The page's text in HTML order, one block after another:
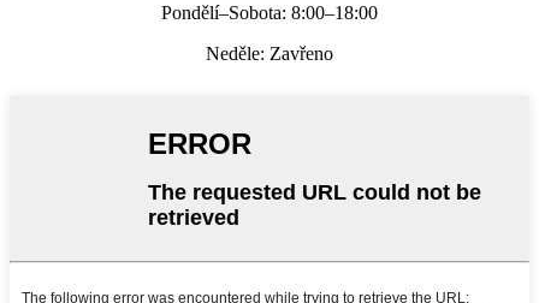
Pondělí–Sobota: 8:00–18:00
Neděle: Zavřeno